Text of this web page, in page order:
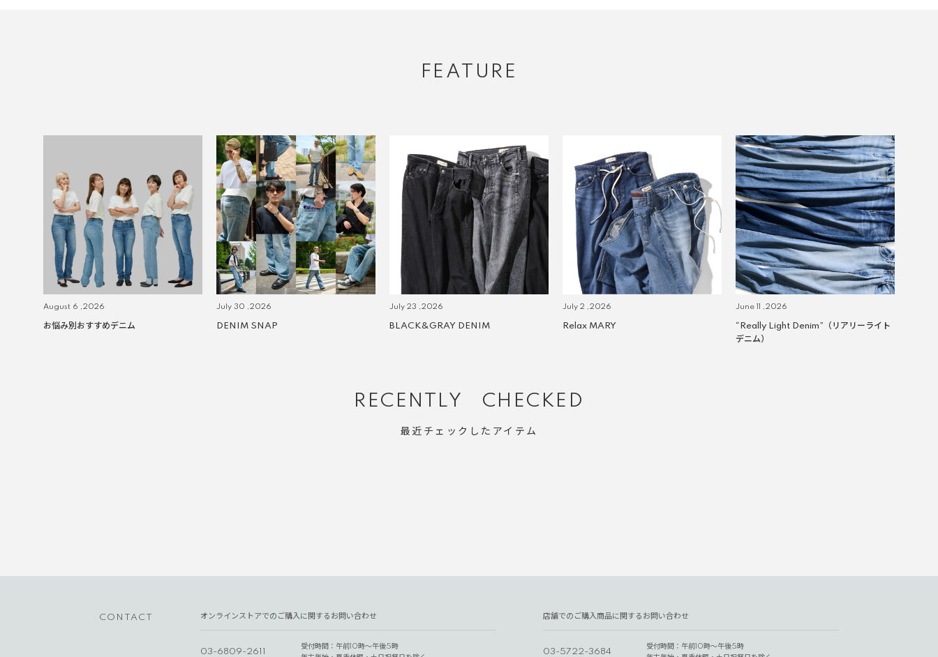
FEATURE
August 6 ,2026
お悩み別おすすめデニム
July 30 ,2026
DENIM SNAP
July 23 ,2026
BLACK&GRAY DENIM
July 2 ,2026
Relax MARY
June 11 ,2026
“Really Light Denim”（リアリーライト
デニム）
RECENTLY CHECKED
最近チェックしたアイテム
CONTACT オンラインストアでのご購入に関するお問い合わせ
03-6809-2611
受付時間：午前10時～午後5時
店舗でのご購入商品に関するお問い合わせ
03-5722-3684
受付時間：午前10時～午後5時